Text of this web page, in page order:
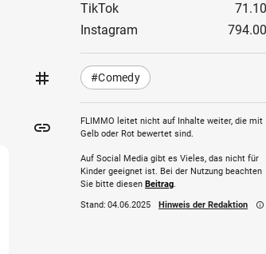
TikTok
Instagram
tag #Comedy
insert_link
FLIMMO leitet nicht auf Inhalte weiter, die mit
Gelb oder Rot bewertet sind.
Auf Social Media gibt es Vieles, das nicht für
Kinder geeignet ist. Bei der Nutzung beachten
Sie bitte diesen Beitrag.
Stand: 04.06.2025 Hinweis der Redaktion info_outline